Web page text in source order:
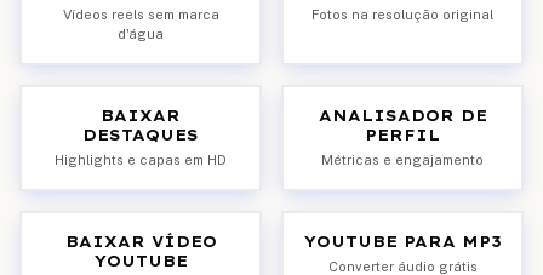
Vídeos reels sem marca
d'água
Fotos na resolução original
BAIXAR
DESTAQUES
Highlights e capas em HD
ANALISADOR DE
PERFIL
Métricas e engajamento
BAIXAR VÍDEO
YOUTUBE
YOUTUBE PARA MP3
Converter áudio grátis